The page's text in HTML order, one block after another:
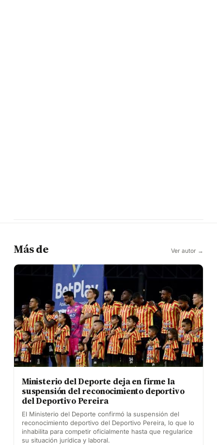
Más de Ver autor →
Ministerio del Deporte deja en firme la
suspensión del reconocimiento deportivo
del Deportivo Pereira
El Ministerio del Deporte confirmó la suspensión del
reconocimiento deportivo del Deportivo Pereira, lo que lo
inhabilita para competir oficialmente hasta que regularice
su situación jurídica y laboral.